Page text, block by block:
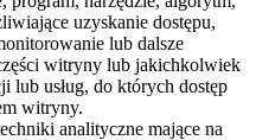
uzyskanie dostępu,
lub dalsze
witryny lub jakichkolwiek
lub usług, do których dostęp
witryny.
analityczne mające na